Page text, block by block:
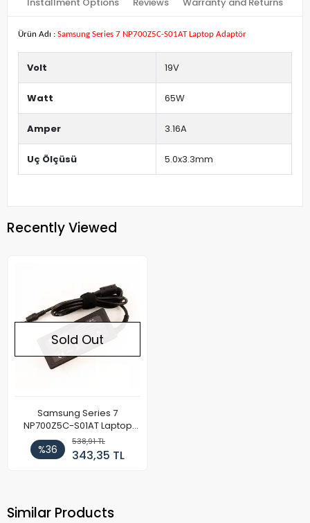
Ürün Adı : Samsung Series 7 NP700Z5C-S01AT Laptop Adaptör
Volt 19V
Watt 65W
Amper 3.16A
Uç Ölçüsü 5.0x3.3mm
Recently Viewed
Sold Out
Samsung Series 7
NP700Z5C-S01AT Laptop
Adaptör
%36
538,91 TL
343,35 TL
Similar Products